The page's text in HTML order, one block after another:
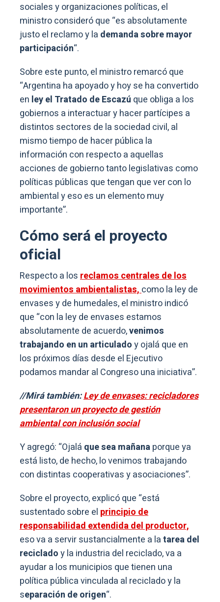
sociales y organizaciones políticas, el
ministro consideró que “es absolutamente
justo el reclamo y la demanda sobre mayor
participación“.
Sobre este punto, el ministro remarcó que
“Argentina ha apoyado y hoy se ha convertido
en ley el Tratado de Escazú que obliga a los
gobiernos a interactuar y hacer partícipes a
distintos sectores de la sociedad civil, al
mismo tiempo de hacer pública la
información con respecto a aquellas
acciones de gobierno tanto legislativas como
políticas públicas que tengan que ver con lo
ambiental y eso es un elemento muy
importante”.
Cómo será el proyecto
oficial
Respecto a losreclamos centrales de los
movimientos ambientalistas,como la ley de
envases y de humedales, el ministro indicó
que “con la ley de envases estamos
absolutamente de acuerdo,venimos
trabajando en un articuladoy ojalá que en
los próximos días desde el Ejecutivo
podamos mandar al Congreso una iniciativa”.
//Mirá también:Ley de envases: recicladores
presentaron un proyecto de gestión
ambiental con inclusión social
Y agregó: “Ojalá que sea mañanaporque ya
está listo, de hecho, lo venimos trabajando
con distintas cooperativas y asociaciones”.
Sobre el proyecto, explicó que “está
sustentado sobre el principio de
responsabilidad extendida del productor,
eso va a servir sustancialmente a latarea del
recicladoy la industria del reciclado, va a
ayudar a los municipios que tienen una
política pública vinculada al reciclado y la
separación de origen“.